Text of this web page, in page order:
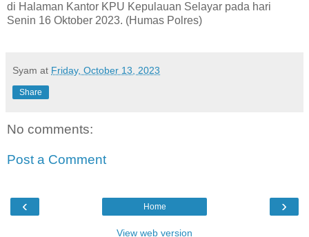
di Halaman Kantor KPU Kepulauan Selayar pada hari
Senin 16 Oktober 2023. (Humas Polres)
Syam at Friday, October 13, 2023
Share
No comments:
Post a Comment
‹ ›
Home
View web version